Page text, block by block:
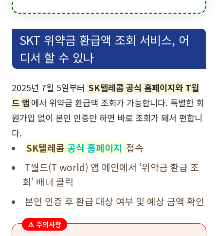
SKT 위약금 환급액 조회 서비스, 어
디서 할 수 있나
2025년 7월 5일부터 SK텔레콤 공식 홈페이지와 T월
드 앱 에서 위약금 환급액 조회가 가능합니다. 특별한 회
원가입 없이 본인 인증만 하면 바로 조회가 돼서 편합니
다.
SK텔레콤 공식 홈페이지 접속
T월드(T world) 앱 메인에서 ‘위약금 환급 조
회’ 배너 클릭
본인 인증 후 환급 대상 여부 및 예상 금액 확인
⚠️ 주의사항